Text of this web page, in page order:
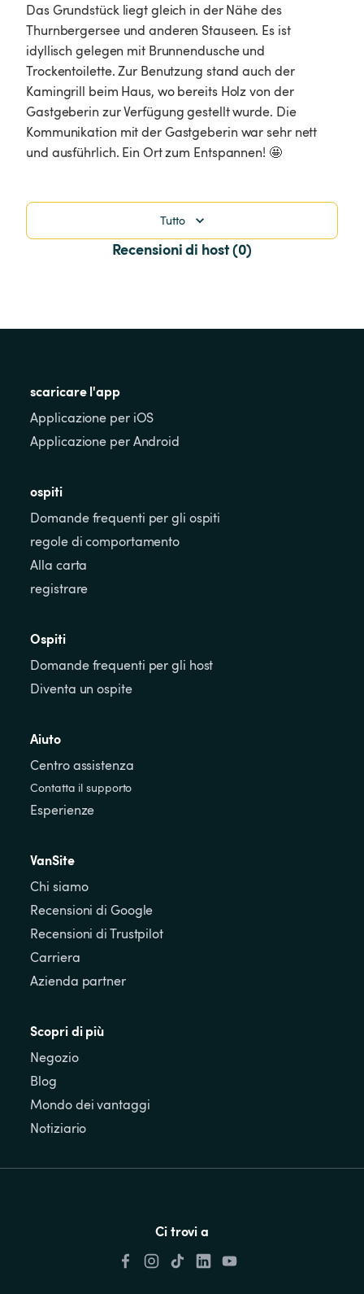
Das Grundstück liegt gleich in der Nähe des
Thurnbergersee und anderen Stauseen. Es ist
idyllisch gelegen mit Brunnendusche und
Trockentoilette. Zur Benutzung stand auch der
Kamingrill beim Haus, wo bereits Holz von der
Gastgeberin zur Verfügung gestellt wurde. Die
Kommunikation mit der Gastgeberin war sehr nett
und ausführlich. Ein Ort zum Entspannen! 🤩
Tutto
Recensioni di host (0)
scaricare l'app
Applicazione per iOS
Applicazione per Android
ospiti
Domande frequenti per gli ospiti
regole di comportamento
Alla carta
registrare
Ospiti
Domande frequenti per gli host
Diventa un ospite
Aiuto
Centro assistenza
Contatta il supporto
Esperienze
VanSite
Chi siamo
Recensioni di Google
Recensioni di Trustpilot
Carriera
Azienda partner
Scopri di più
Negozio
Blog
Mondo dei vantaggi
Notiziario
Ci trovi a